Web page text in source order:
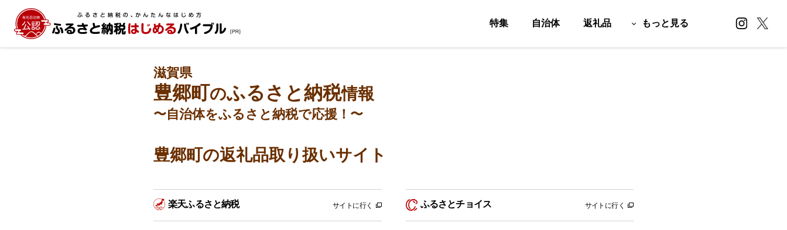
特集 自治体 返礼品 もっと見る
滋賀県
豊郷町のふるさと納税情報
〜自治体をふるさと納税で応援！〜
豊郷町の返礼品取り扱いサイト
楽天ふるさと納税 サイトに行く ふるさとチョイス サイトに行く